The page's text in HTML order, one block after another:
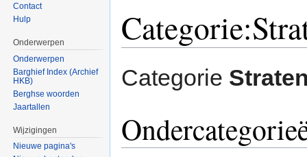
Categorie
Contact
Hulp
Onderwerpen
Onderwerpen
Barghief Index (Archief
HKB)
Berghse woorden
Jaartallen
Wijzigingen
Nieuwe pagina's